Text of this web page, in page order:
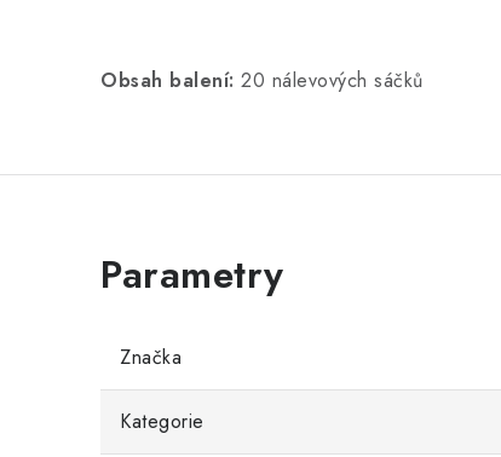
Obsah balení: 20 nálevových sáčků
Značka
Kategorie